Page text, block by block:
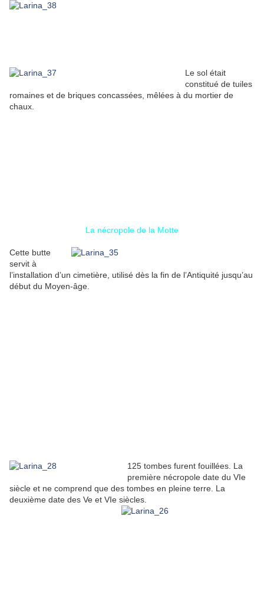
Le sol était
constitué de tuiles
romaines et de briques concassées, mêlées à du mortier de
chaux.
La nécropole de la Motte
Cette butte
servit à
l’installation d’un cimetière, utilisé dès la fin de l’Antiquité jusqu’au
début du Moyen-âge.
125 tombes furent fouillées. La
première nécropole date du VIe
siècle et ne comprend que des tombes en pleine terre. La
deuxième date des Ve et VIe siècles.